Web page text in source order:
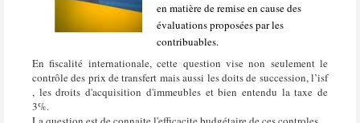
en matière de remise en cause des
évaluations proposées par les
contribuables.
En fiscalité internationale, cette question vise non seulement le
contrôle des prix de transfert mais aussi les doits de succession, l’isf
, les droits d'acquisition d'immeubles et bien entendu la taxe de
3%.